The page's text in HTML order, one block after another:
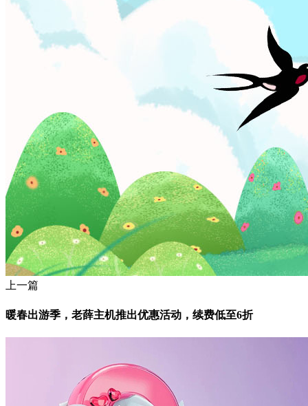
上一篇
暖春出游季，老薛主机推出优惠活动，续费低至6折